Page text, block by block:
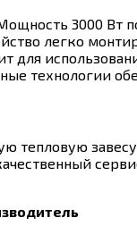
3000 Вт
легко
для
технологии
тепловую